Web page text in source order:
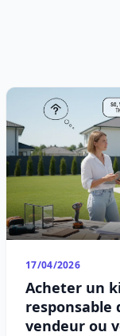
17/04/2026
Acheter un
responsable
vendeur ou